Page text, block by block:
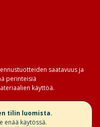
saatavuus ja
perinteisiä
käyttöä.
tilin luomista.
enää käytössä.